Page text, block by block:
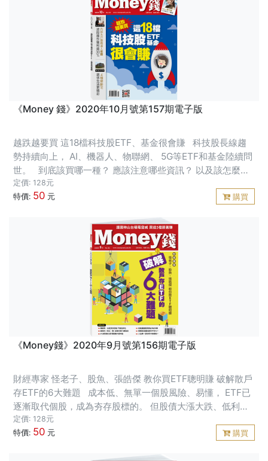
《Money 錢》2020年10月號第157期電子版
越跌越要買 這18檔科技股ETF、基金很會賺 科技股長線趨
勢持續向上， AI、機器人、物聯網、 5G等ETF和基金陸續問
世。 到底該買哪一種？ 應該注意哪些資訊？ 以及該怎麼投
資操作？ 本期〈封面故事〉統統告訴你！ 精彩摘要
定價: 128元
特價: 50 元 購買
《Money錢》2020年9月號第156期電子版
財經專家 怪老子、股魚、張皓傑 教你買ETF聰明賺 破解散戶
存ETF的6大難題 成本低、無單一個股風險、易懂， ETF已
逐漸取代個股，成為夯存股標的。 但股債大漲大跌、低利率
環境， 台股掛牌ETF檔數也逾220檔， 是不是貴了？該怎麼
挑？困擾著投資人。 近期更
定價: 128元
特價: 50 元 購買